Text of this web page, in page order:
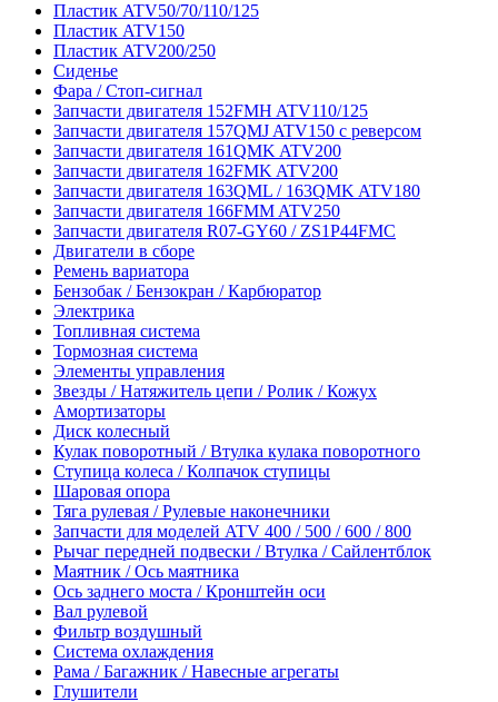
Пластик ATV50/70/110/125
Пластик ATV150
Пластик ATV200/250
Сиденье
Фара / Стоп-сигнал
Запчасти двигателя 152FMH ATV110/125
Запчасти двигателя 157QMJ ATV150 с реверсом
Запчасти двигателя 161QMK ATV200
Запчасти двигателя 162FMK ATV200
Запчасти двигателя 163QML / 163QMK ATV180
Запчасти двигателя 166FMM ATV250
Запчасти двигателя R07-GY60 / ZS1P44FMC
Двигатели в сборе
Ремень вариатора
Бензобак / Бензокран / Карбюратор
Электрика
Топливная система
Тормозная система
Элементы управления
Звезды / Натяжитель цепи / Ролик / Кожух
Амортизаторы
Диск колесный
Кулак поворотный / Втулка кулака поворотного
Ступица колеса / Колпачок ступицы
Шаровая опора
Тяга рулевая / Рулевые наконечники
Запчасти для моделей ATV 400 / 500 / 600 / 800
Рычаг передней подвески / Втулка / Сайлентблок
Маятник / Ось маятника
Ось заднего моста / Кронштейн оси
Вал рулевой
Фильтр воздушный
Система охлаждения
Рама / Багажник / Навесные агрегаты
Глушители